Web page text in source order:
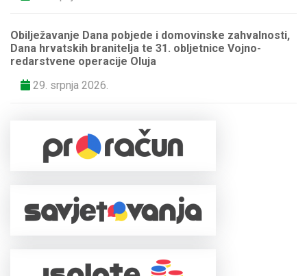
Obilježavanje Dana pobjede i domovinske zahvalnosti,
Dana hrvatskih branitelja te 31. obljetnice Vojno-
redarstvene operacije Oluja
29. srpnja 2026.